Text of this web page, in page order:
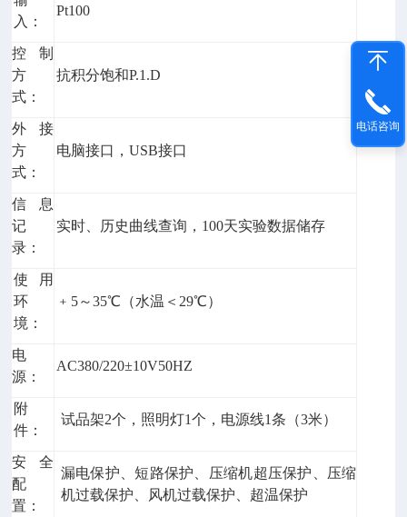
入：
Pt100
控制
方
式：
抗积分饱和P.1.D
外接
方
式：
电脑接口，USB接口
信息
记
录：
实时、历史曲线查询，100天实验数据储存
使用
环
境：
﹢5～35℃（水温＜29℃）
电
源：
AC380/220±10V50HZ
附
件：
试品架2个，照明灯1个，电源线1条（3米）
安全
配
置：
漏电保护、短路保护、压缩机超压保护、压缩
机过载保护、风机过载保护、超温保护
电话咨询